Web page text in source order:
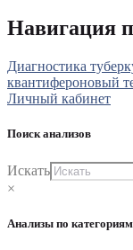
Навигация
Диагностика
квантифероновый
Личный кабинет
Поиск анализов
Искать
×
Анализы по категориям